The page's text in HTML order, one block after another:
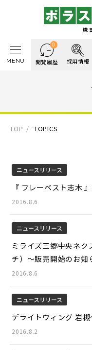
0
閲覧履歴 採用情報
MENU
TOP TOPICS
ニュースリリース
『 フレーベスト志木
2016.8.6
ニュースリリース
ミライズ三郷中央ネ
チ）～販売開始のお知
2016.8.6
ニュースリリース
デライトウィング 岩
2016.8.2